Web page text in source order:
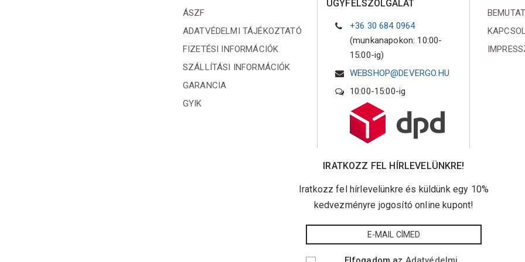
ÁSZF
ADATVÉDELMI TÁJÉKOZTATÓ
FIZETÉSI INFORMÁCIÓK
SZÁLLÍTÁSI INFORMÁCIÓK
GARANCIA
GYIK
ÜGYFÉLSZOLGÁLAT
+36 30 684 0964
(munkanapokon: 10:00-
15:00-ig)
WEBSHOP@DEVERGO.HU
10:00-15:00-ig
IRATKOZZ FEL HÍRLEVELÜNKRE!
Iratkozz fel hírlevelünkre és küldünk egy 10%
kedvezményre jogosító online kupont!